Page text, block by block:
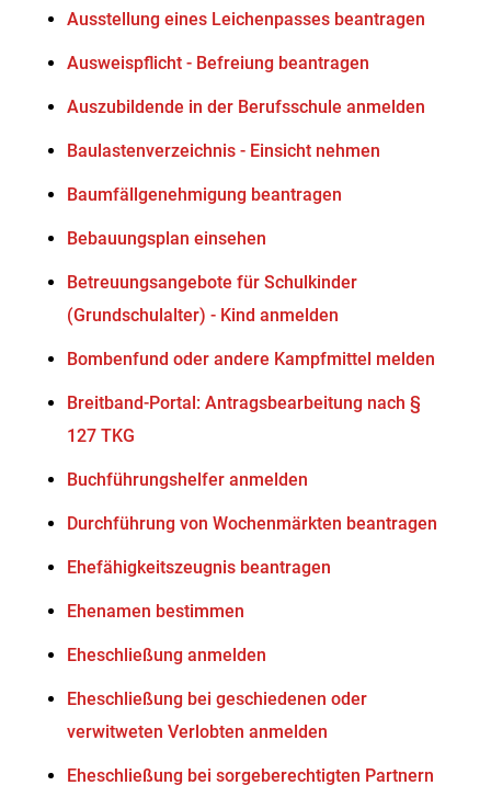
Ausstellung eines Leichenpasses beantragen
Ausweispflicht - Befreiung beantragen
Auszubildende in der Berufsschule anmelden
Baulastenverzeichnis - Einsicht nehmen
Baumfällgenehmigung beantragen
Bebauungsplan einsehen
Betreuungsangebote für Schulkinder
(Grundschulalter) - Kind anmelden
Bombenfund oder andere Kampfmittel melden
Breitband-Portal: Antragsbearbeitung nach §
127 TKG
Buchführungshelfer anmelden
Durchführung von Wochenmärkten beantragen
Ehefähigkeitszeugnis beantragen
Ehenamen bestimmen
Eheschließung anmelden
Eheschließung bei geschiedenen oder
verwitweten Verlobten anmelden
Eheschließung bei sorgeberechtigten Partnern